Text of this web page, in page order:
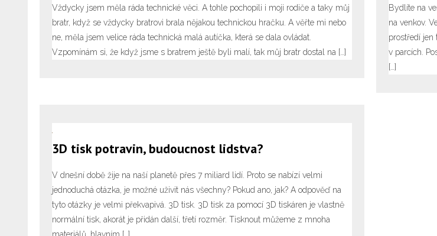
Vždycky jsem měla ráda technické věci. A tohle pochopili i moji rodiče a taky můj
bratr, když se vždycky bratrovi brala nějakou technickou hračku. A věřte mi nebo
ne, měla jsem velice ráda technická malá autíčka, která se dala ovládat.
Vzpomínám si, že když jsme s bratrem ještě byli malí, tak můj bratr dostal na […]
Bydlíte na
na venkov.
prostředí jen
v parcích.
[…]
3D tisk potravin, budoucnost lidstva?
V dnešní době žije na naší planetě přes 7 miliard lidí. Proto se nabízí velmi
jednoduchá otázka, je možné uživit nás všechny? Pokud ano, jak? A odpověď na
tyto otázky je velmi překvapivá. 3D tisk. 3D tisk za pomocí 3D tiskáren je vlastně
normální tisk, akorát je přidán další, třetí rozměr. Tisknout můžeme z mnoha